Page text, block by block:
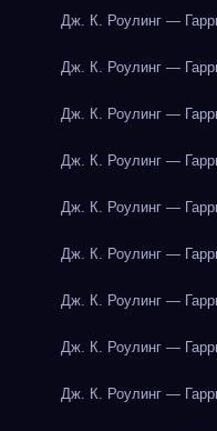
Дж. К. Роулинг —
Дж. К. Роулинг —
Дж. К. Роулинг —
Дж. К. Роулинг —
Дж. К. Роулинг —
Дж. К. Роулинг —
Дж. К. Роулинг —
Дж. К. Роулинг —
Дж. К. Роулинг —